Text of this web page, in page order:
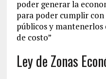
poder generar la
para poder cumplir con
públicos y
de costo”
Ley de Zonas